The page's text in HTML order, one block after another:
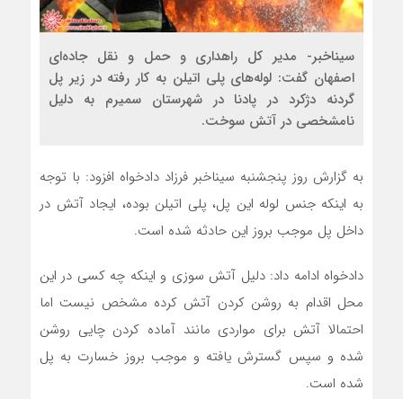
سیناخبر- مدیر کل راهداری و حمل و نقل جاده‌ای
اصفهان گفت: لوله‌های پلی اتیلن به کار رفته در زیر پل
گردنه دژکرد در پادنا در شهرستان سمیرم به دلیل
نامشخصی در آتش سوخت.
به گزارش روز پنجشنبه سیناخبر فرزاد دادخواه افزود: با توجه
به اینکه جنس لوله این پل، پلی اتیلن بوده، ایجاد آتش در
داخل پل موجب بروز این حادثه شده است.
دادخواه ادامه داد: دلیل آتش سوزی و اینکه چه کسی در این
محل اقدام به روشن کردن آتش کرده مشخص نیست اما
احتمالا آتش برای مواردی مانند آماده کردن چایی روشن
شده و سپس گسترش یافته و موجب بروز خسارت به پل
شده است.